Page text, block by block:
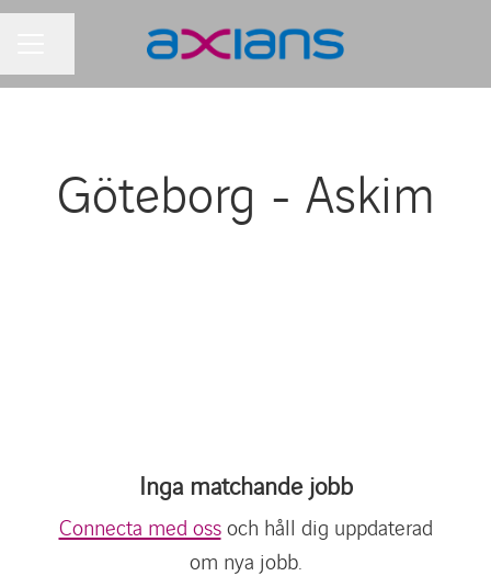
Göteborg - Askim
Inga matchande jobb
Connecta med ossoch håll dig uppdaterad
om nya jobb.